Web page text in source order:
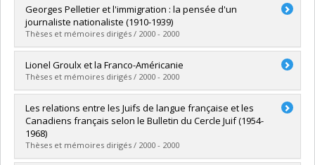
Diplômé(e) :Pigeon, Stéphane
Cycle :Maîtrise
Diplôme obtenu :M.A.
Lien vers le document dans Papyrus
Georges Pelletier et l'immigration : la pensée d'un
journaliste nationaliste (1910-1939)
Thèses et mémoires dirigés / 2000 - 2000
Diplômé(e) :Foulon, Arnaud
Cycle : Maîtrise
Diplôme obtenu :M.A.
Lien vers le document dans Papyrus
Lionel Groulx et la Franco-Américanie
Thèses et mémoires dirigés / 2000 - 2000
Diplômé(e) : Bélanger, Damien-Claude
Cycle :Maîtrise
Diplôme obtenu :
Lien vers le document dans Papyrus
Les relations entre les Juifs de langue française et les
Canadiens français selon le Bulletin du Cercle Juif (1954-
1968)
Thèses et mémoires dirigés / 2000 - 2000